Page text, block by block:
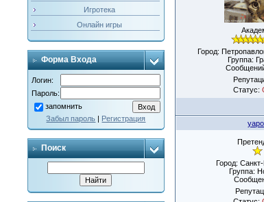
Игротека
Онлайн игры
Форма Входа
Логин:
Пароль:
запомнить
Забыл пароль | Регистрация
Поиск
Город:
Группа:
Статус:
Город:
Группа: